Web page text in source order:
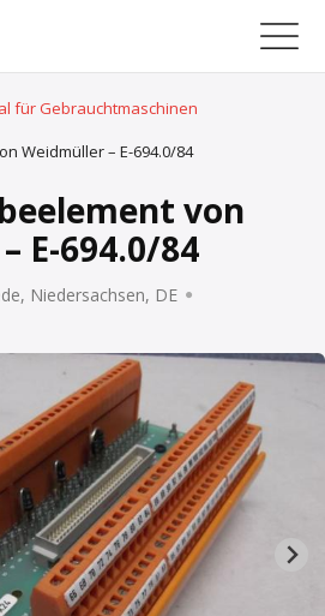
für Gebrauchtmaschinen
Weidmüller – E-694.0/84
von
E-694.0/84
Niedersachsen, DE